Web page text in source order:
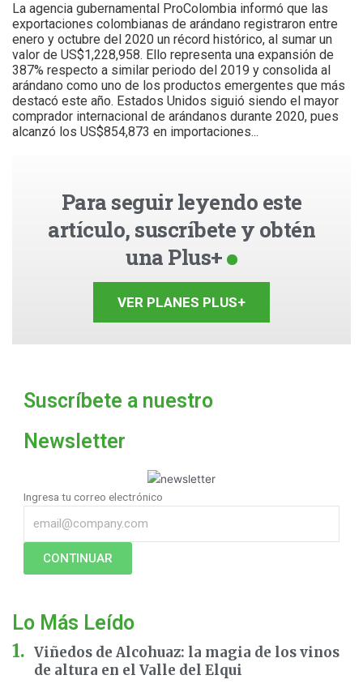
La agencia gubernamental ProColombia informó que las
exportaciones colombianas de arándano registraron entre
enero y octubre del 2020 un récord histórico, al sumar un
valor de US$1,228,958. Ello representa una expansión de
387% respecto a similar periodo del 2019 y consolida al
arándano como uno de los productos emergentes que más
destacó este año. Estados Unidos siguió siendo el mayor
comprador internacional de arándanos durante 2020, pues
alcanzó los US$854,873 en importaciones...
Para seguir leyendo este
artículo, suscríbete y obtén
una Plus+
VER PLANES PLUS+
Suscríbete a nuestro
Newsletter
Ingresa tu correo electrónico
CONTINUAR
Lo Más Leído
Viñedos de Alcohuaz: la magia de los vinos
de altura en el Valle del Elqui